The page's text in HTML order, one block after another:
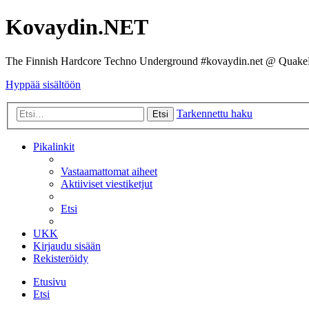
Kovaydin.NET
The Finnish Hardcore Techno Underground #kovaydin.net @
Hyppää sisältöön
Etsi Tarkennettu haku
Pikalinkit
Vastaamattomat aiheet
Aktiiviset viestiketjut
Etsi
UKK
Kirjaudu sisään
Rekisteröidy
Etusivu
Etsi